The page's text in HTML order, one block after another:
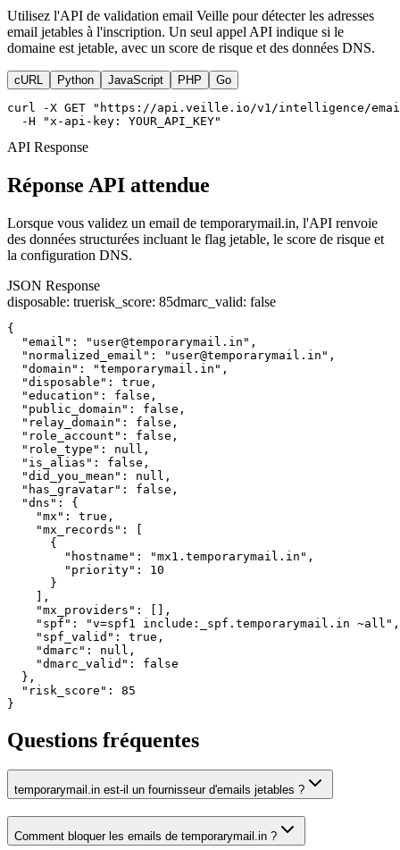
Utilisez l'API de validation email Veille pour détecter les adresses
email jetables à l'inscription. Un seul appel API indique si le
domaine est jetable, avec un score de risque et des données DNS.
cURL Python JavaScript PHP Go
curl -X GET "https://api.veille.io/v1/intelligence/
  -H "x-api-key: YOUR_API_KEY"
API Response
Réponse API attendue
Lorsque vous validez un email de temporarymail.in, l'API renvoie
des données structurées incluant le flag jetable, le score de risque et
la configuration DNS.
JSON Response
disposable: truerisk_score: 85dmarc_valid: false
{
  "email": "user@temporarymail.in",
  "normalized_email": "user@temporarymail.in",
  "domain": "temporarymail.in",
  "disposable": true,
  "education": false,
  "public_domain": false,
  "relay_domain": false,
  "role_account": false,
  "role_type": null,
  "is_alias": false,
  "did_you_mean": null,
  "has_gravatar": false,
  "dns": {
    "mx": true,
    "mx_records": [
      {
        "hostname": "mx1.temporarymail.in",
        "priority": 10
      }
    ],
    "mx_providers": [],
    "spf": "v=spf1 include:_spf.temporarymail.in ~all",
    "spf_valid": true,
    "dmarc": null,
    "dmarc_valid": false
  },
  "risk_score": 85
}
Questions fréquentes
temporarymail.in est-il un fournisseur d'emails jetables ?
Comment bloquer les emails de temporarymail.in ?